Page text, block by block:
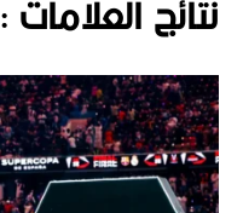
نتائج العلامات :